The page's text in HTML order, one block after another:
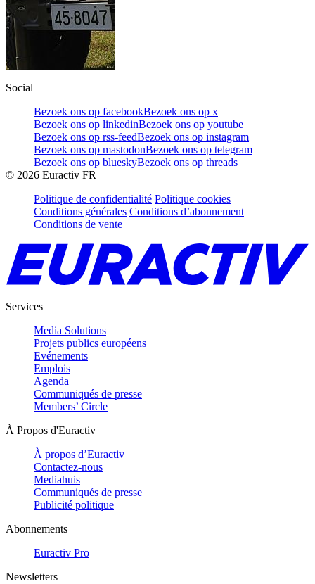
Social
Bezoek ons op facebookBezoek ons op x
Bezoek ons op linkedinBezoek ons op youtube
Bezoek ons op rss-feedBezoek ons op instagram
Bezoek ons op mastodonBezoek ons op telegram
Bezoek ons op blueskyBezoek ons op threads
© 2026 Euractiv FR
Politique de confidentialité Politique cookies
Conditions générales Conditions d’abonnement
Conditions de vente
Services
Media Solutions
Projets publics européens
Evénements
Emplois
Agenda
Communiqués de presse
Members’ Circle
À Propos d'Euractiv
À propos d’Euractiv
Contactez-nous
Mediahuis
Communiqués de presse
Publicité politique
Abonnements
Euractiv Pro
Newsletters